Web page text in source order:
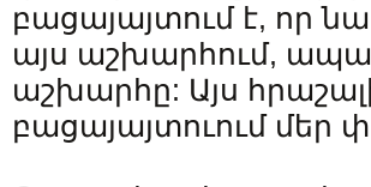
բացայայտում է, որ
այս աշխարհում,
աշխարհը: Այս
բացայայտուում մեր